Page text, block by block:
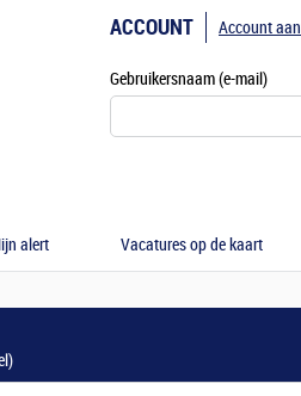
ACCOUNT
Gebruikersnaam (e-mail)
Account
alert Vacatures op de kaart